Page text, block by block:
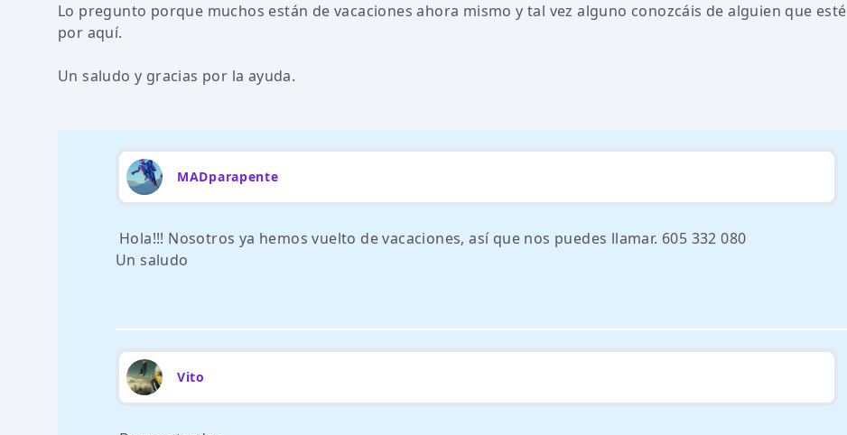
Lo pregunto porque muchos están de vacaciones ahora mismo y tal vez alguno conozcáis de alguien que esté
por aquí.
Un saludo y gracias por la ayuda.
MADparapente
Hola!!! Nosotros ya hemos vuelto de vacaciones, así que nos puedes llamar. 605 332 080
Un saludo
Vito